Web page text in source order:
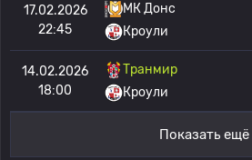
17.02.2026
22:45
МК Донс
Кроули
14.02.2026
18:00
Транмир
Кроули
Показать ещё